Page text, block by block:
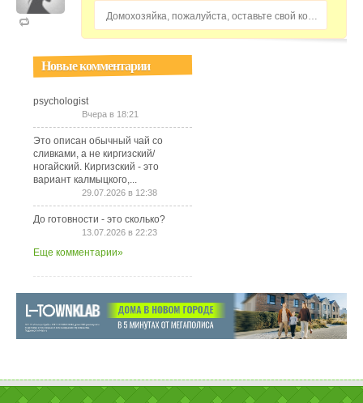
Домохозяйка, пожалуйста, оставьте свой комментарий...
Новые комментарии
psychologist
Вчера в 18:21
Это описан обычный чай со
сливками, а не киргизский/
ногайский. Киргизский - это
вариант калмыцкого,...
29.07.2026 в 12:38
До готовности - это сколько?
13.07.2026 в 22:23
Еще комментарии»